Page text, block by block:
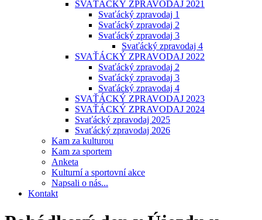
SVAŤÁCKÝ ZPRAVODAJ 2021
Svaťácký zpravodaj 1
Svaťácký zpravodaj 2
Svaťácký zpravodaj 3
Svaťácký zpravodaj 4
SVAŤÁCKÝ ZPRAVODAJ 2022
Svaťácký zpravodaj 2
Svaťácký zpravodaj 3
Svaťácký zpravodaj 4
SVAŤÁCKÝ ZPRAVODAJ 2023
SVAŤÁCKÝ ZPRAVODAJ 2024
Svaťácký zpravodaj 2025
Svaťácký zpravodaj 2026
Kam za kulturou
Kam za sportem
Anketa
Kulturní a sportovní akce
Napsali o nás...
Kontakt